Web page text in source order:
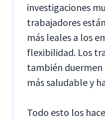
investigaciones
trabajadores
más leales a los
flexibilidad. Los
también duermen
más saludable y
Todo esto los